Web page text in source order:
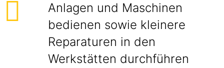
Anlagen und Maschinen
bedienen sowie kleinere
Reparaturen in den
Werkstätten durchführen